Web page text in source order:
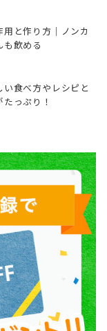
と作り方｜ノンカ
飲める
食べ方やレシピと
っぷり！